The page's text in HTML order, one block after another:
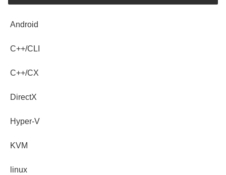
Android
C++/CLI
C++/CX
DirectX
Hyper-V
KVM
linux